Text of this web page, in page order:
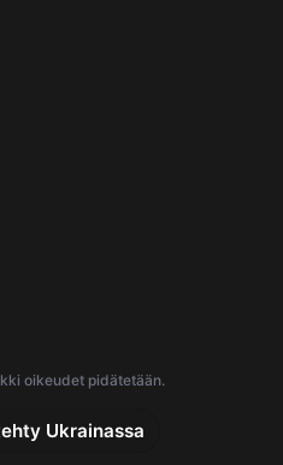
oikeudet pidätetään.
Ukrainassa